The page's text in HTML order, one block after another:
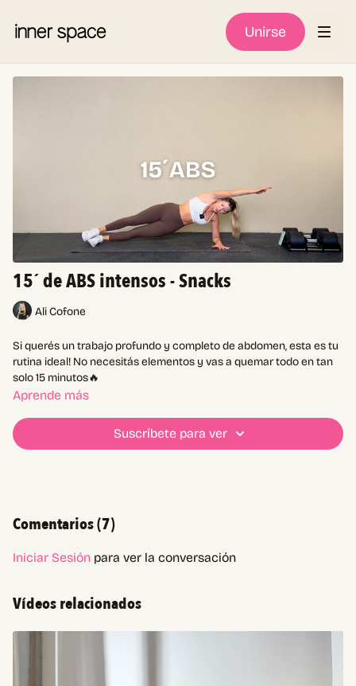
Unirse
15´ de ABS intensos - Snacks
Ali Cofone
Si querés un trabajo profundo y completo de abdomen, esta es tu
rutina ideal! No necesitás elementos y vas a quemar todo en tan
solo 15 minutos🔥
Aprende más
Suscríbete para ver
Comentarios (7)
Iniciar Sesión para ver la conversación
Vídeos relacionados